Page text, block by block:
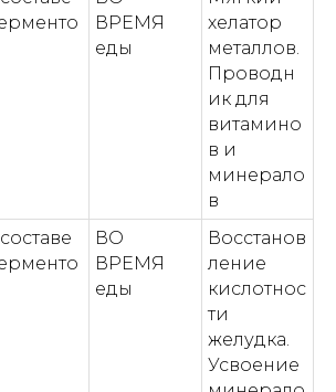
ВРЕМЯ
еды
хелатор
металлов.
Проводн
ик для
витамино
в и
минерало
в
ВО
ВРЕМЯ
еды
Восстанов
ление
кислотнос
ти
желудка.
Усвоение